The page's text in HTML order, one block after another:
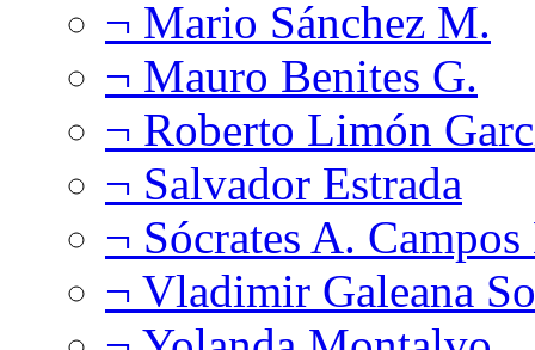
¬ Mario Sánchez M.
¬ Mauro Benites G.
¬ Roberto Limón
¬ Salvador Estrada
¬ Sócrates A.
¬ Vladimir Galeana